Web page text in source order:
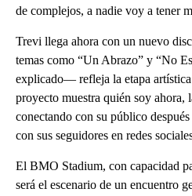
de complejos, a nadie voy a tener
Trevi llega ahora con un nuevo
temas como “Un Abrazo” y “No
explicado— refleja la etapa artística
proyecto muestra quién soy ahora,
conectando con su público
con sus seguidores en redes
El BMO Stadium, con capacidad
será el escenario de un encuentro